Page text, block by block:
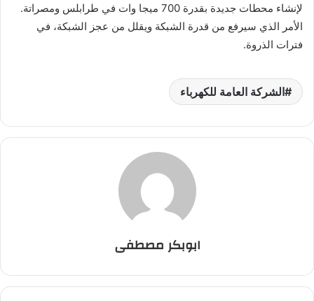
لإنشاء محطات جديدة بقدرة 700 ميجا وات في طرابلس ومصراتة.
الأمر الذي سيرفع من قدرة الشبكة ويقلل من عجز الشبكة، في
فترات الذروة.
الشركة العامة للكهرباء
ابوبكر مصطفى